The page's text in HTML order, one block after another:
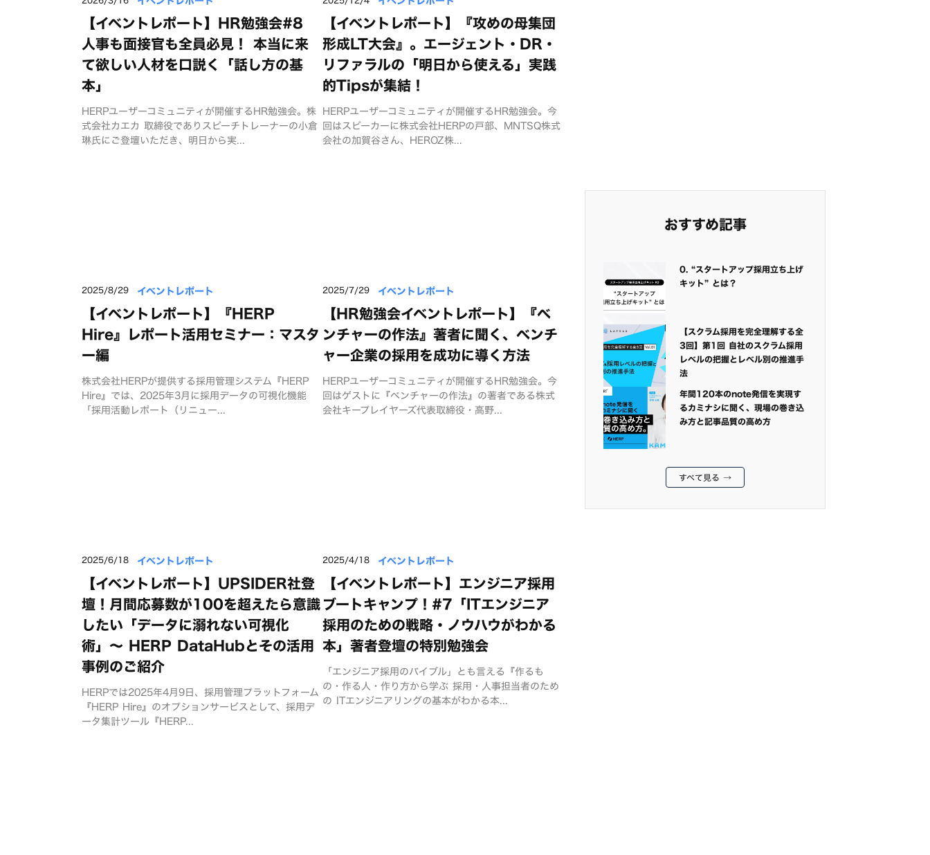
【イベントレポート】HR勉強会#8
人事も面接官も全員必見！ 本当に来
て欲しい人材を口説く「話し方の基
本」
HERPユーザーコミュニティが開催するHR勉強会。株
式会社カエカ 取締役でありスピーチトレーナーの小倉
琳氏にご登壇いただき、明日から実...
【イベントレポート】『攻めの母集団
形成LT大会』。エージェント・DR・
リファラルの「明日から使える」実践
的Tipsが集結！
HERPユーザーコミュニティが開催するHR勉強会。今
回はスピーカーに株式会社HERPの戸部、MNTSQ株式
会社の加賀谷さん、HEROZ株...
2025/8/29 イベントレポート
【イベントレポート】『HERP
Hire』レポート活用セミナー：マスタ
ー編
株式会社HERPが提供する採用管理システム『HERP
Hire』では、2025年3月に採用データの可視化機能
「採用活動レポート（リニュー...
2025/7/29 イベントレポート
【HR勉強会イベントレポート】『ベ
ンチャーの作法』著者に聞く、ベンチ
ャー企業の採用を成功に導く方法
HERPユーザーコミュニティが開催するHR勉強会。今
回はゲストに『ベンチャーの作法』の著者である株式
会社キープレイヤーズ代表取締役・高野...
2025/6/18 イベントレポート
【イベントレポート】UPSIDER社登
壇！月間応募数が100を超えたら意識
したい「データに溺れない可視化
術」〜 HERP DataHubとその活用
事例のご紹介
HERPでは2025年4月9日、採用管理プラットフォーム
『HERP Hire』のオプションサービスとして、採用デ
ータ集計ツール『HERP...
2025/4/18 イベントレポート
【イベントレポート】エンジニア採用
ブートキャンプ！#7「ITエンジニア
採用のための戦略・ノウハウがわかる
本」著者登壇の特別勉強会
「エンジニア採用のバイブル」とも言える『作るも
の・作る人・作り方から学ぶ 採用・人事担当者のため
の ITエンジニアリングの基本がわかる本...
おすすめ記事
0. “スタートアップ採用立ち上げ
キット” とは？
【スクラム採用を完全理解する全
3回】第1回 自社のスクラム採用
レベルの把握とレベル別の推進手
法
年間120本のnote発信を実現す
るカミナシに聞く、現場の巻き込
み方と記事品質の高め方
すべて見る →